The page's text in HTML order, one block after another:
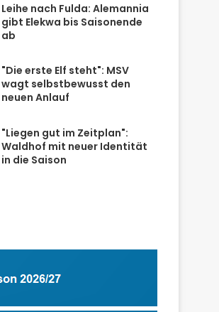
Leihe nach Fulda: Alemannia
gibt Elekwa bis Saisonende
ab
"Die erste Elf steht": MSV
wagt selbstbewusst den
neuen Anlauf
"Liegen gut im Zeitplan":
Waldhof mit neuer Identität
in die Saison